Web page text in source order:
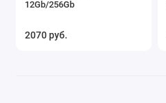
12Gb/256Gb
2070 руб.